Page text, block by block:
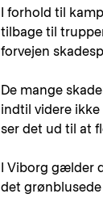
I forhold til
tilbage til
forvejen
De mange
indtil videre
ser det ud til at
I Viborg gælder
det